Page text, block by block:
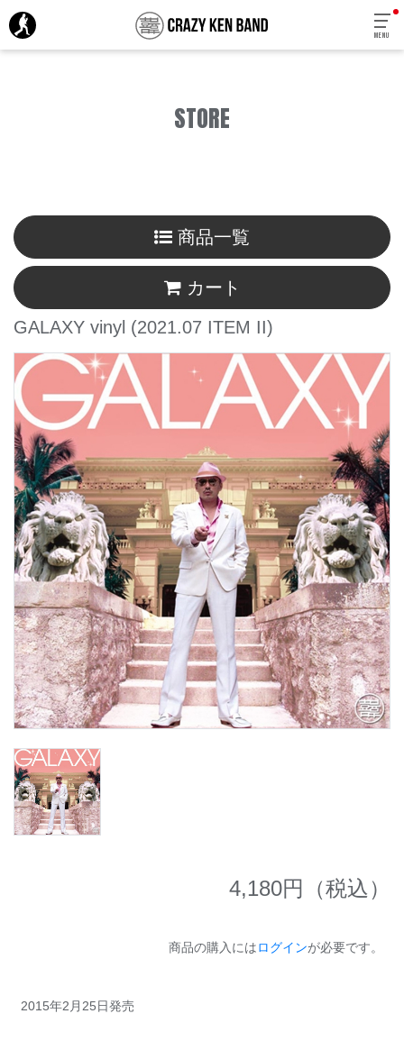
MENU
STORE
商品一覧
カート
GALAXY vinyl (2021.07 ITEM II)
4,180円（税込）
商品の購入にはログインが必要です。
2015年2月25日発売